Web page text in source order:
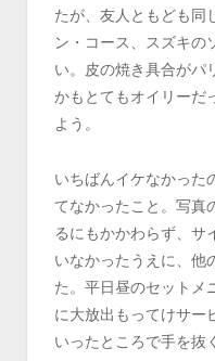
たが、友人ともども同
ン・コース、スズキの
い。皮の焼き具合がパ
かもとてもオイリーだ
よう。
いちばんイケなかった
てなかったこと。写真
るにもかかわらず、サ
いなかったうえに、他
た。平日昼のセットメ
に大放出もってけサー
いったところで手を抜